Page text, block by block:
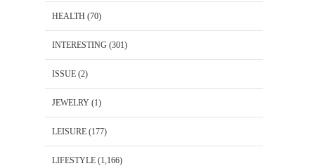
HEALTH (70)
INTERESTING (301)
ISSUE (2)
JEWELRY (1)
LEISURE (177)
LIFESTYLE (1,166)